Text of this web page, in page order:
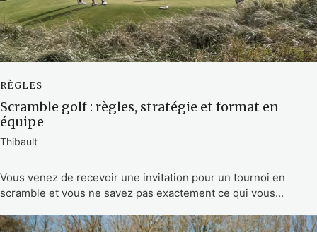
RÈGLES
Scramble golf : règles, stratégie et format en
équipe
Thibault
Vous venez de recevoir une invitation pour un tournoi en
scramble et vous ne savez pas exactement ce qui vous...